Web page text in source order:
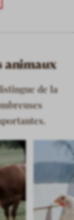
animaux
de la